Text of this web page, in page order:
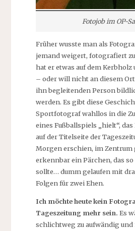
Fotojob im OP-
Früher wusste man als
jemand weigert, fotografiert
hat er etwas auf dem
– oder will nicht an diesem
ihn begleitenden Person
werden. Es gibt diese
Sportfotograf wahllos in die
eines Fußballspiels „hielt“,
auf der Titelseite der
Morgen erschien, im Zentrum
erkennbar ein Pärchen, das
sollte… dumm gelaufen mit
Folgen für zwei Ehen.
Ich möchte heute kein
Tageszeitung mehr sein. Es
schlichtweg zu aufwändig und